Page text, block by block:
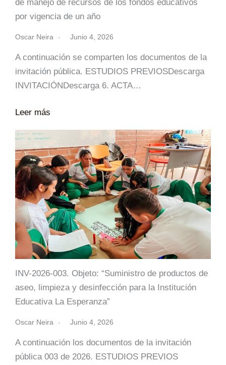
de manejo de recursos de los fondos educativos
por vigencia de un año
Oscar Neira Junio 4, 2026
A continuación se comparten los documentos de la
invitación pública. ESTUDIOS PREVIOSDescarga
INVITACIÓNDescarga 6. ACTA…
Leer más
INV-2026-003. Objeto: “Suministro de productos de
aseo, limpieza y desinfección para la Institución
Educativa La Esperanza”
Oscar Neira Junio 4, 2026
A continuación los documentos de la invitación
pública 003 de 2026. ESTUDIOS PREVIOS